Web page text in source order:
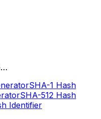
SHA-1 Hash
SHA-512 Hash
Identifier